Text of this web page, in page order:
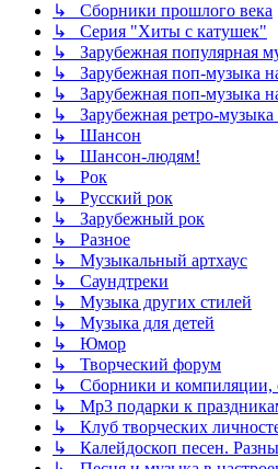
↳ Сборники прошлого века
↳ Серия "Хиты с катушек"
↳ Зарубежная популярная
↳ Зарубежная поп-музыка
↳ Зарубежная поп-музыка
↳ Зарубежная ретро-
↳ Шансон
↳ Шансон-людям!
↳ Рок
↳ Русский рок
↳ Зарубежный рок
↳ Разное
↳ Музыкальный артхаус
↳ Саундтреки
↳ Музыка других стилей
↳ Музыка для детей
↳ Юмор
↳ Творческий форум
↳ Сборники и компиляции,
↳ Mp3 подарки к
↳ Клуб творческих
↳ Калейдоскоп песен.